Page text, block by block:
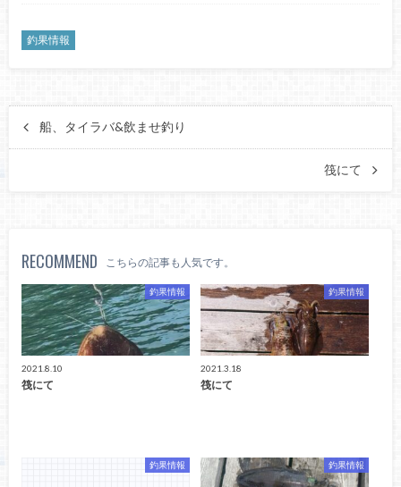
釣果情報
船、タイラバ&飲ませ釣り
筏にて
RECOMMEND こちらの記事も人気です。
釣果情報
2021.8.10
筏にて
釣果情報
2021.3.18
筏にて
釣果情報 釣果情報